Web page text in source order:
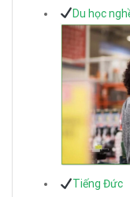
Du học
Tiếng Đức